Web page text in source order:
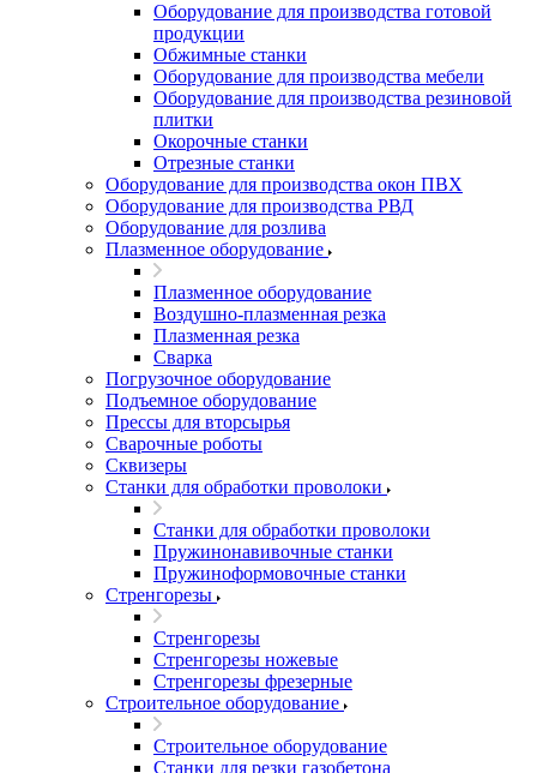
Оборудование для производства готовой
продукции
Обжимные станки
Оборудование для производства мебели
Оборудование для производства резиновой
плитки
Окорочные станки
Отрезные станки
Оборудование для производства окон ПВХ
Оборудование для производства РВД
Оборудование для розлива
Плазменное оборудование
Плазменное оборудование
Воздушно-плазменная резка
Плазменная резка
Сварка
Погрузочное оборудование
Подъемное оборудование
Прессы для вторсырья
Сварочные роботы
Сквизеры
Станки для обработки проволоки
Станки для обработки проволоки
Пружинонавивочные станки
Пружиноформовочные станки
Стренгорезы
Стренгорезы
Стренгорезы ножевые
Стренгорезы фрезерные
Строительное оборудование
Строительное оборудование
Станки для резки газобетона